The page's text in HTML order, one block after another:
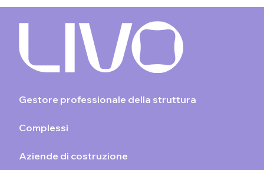
Gestore professionale della struttura
Complessi
Aziende di costruzione